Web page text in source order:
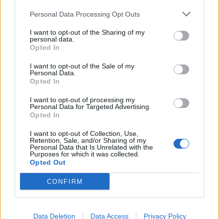
Personal Data Processing Opt Outs
I want to opt-out of the Sharing of my
personal data.
Opted In
I want to opt-out of the Sale of my
Personal Data.
Opted In
I want to opt-out of processing my
Personal Data for Targeted Advertising.
Opted In
I want to opt-out of Collection, Use,
Retention, Sale, and/or Sharing of my
Personal Data that Is Unrelated with the
Purposes for which it was collected.
Opted Out
CONFIRM
Data Deletion Data Access Privacy Policy
Σπάρτη: Κυριακή βράδυ στο Alter Ego Enoteca
με αφιέρωμα στις μελωδίες του Γιώργου
Θεοφάνους
18/06/2026 11:53